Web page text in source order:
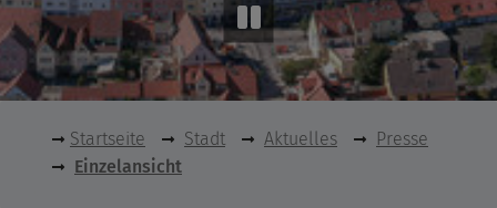
Startseite Stadt Aktuelles
Presse
Einzelansicht